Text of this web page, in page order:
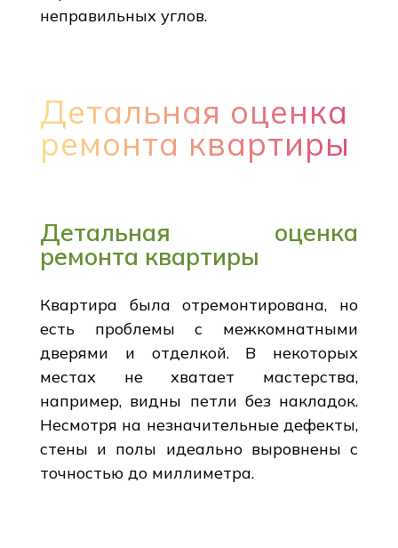
неправильных углов.
Детальная оценка
ремонта квартиры
Детальная оценка
ремонта квартиры
Квартира была отремонтирована, но
есть проблемы с межкомнатными
дверями и отделкой. В некоторых
местах не хватает мастерства,
например, видны петли без накладок.
Несмотря на незначительные дефекты,
стены и полы идеально выровнены с
точностью до миллиметра.